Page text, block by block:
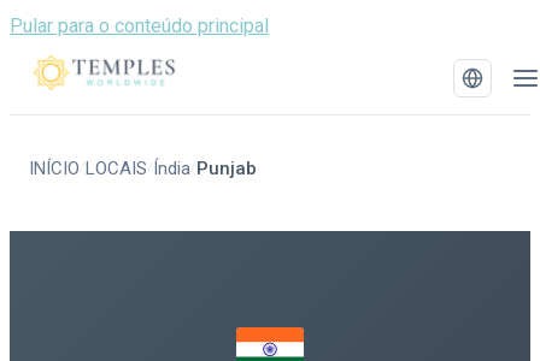
Pular para o conteúdo principal
INÍCIO /LOCAIS / Índia/ Punjab